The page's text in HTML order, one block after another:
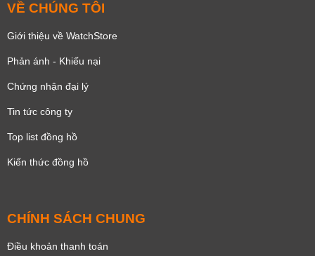
VỀ CHÚNG TÔI
Giới thiệu về WatchStore
Phản ánh - Khiếu nại
Chứng nhận đại lý
Tin tức công ty
Top list đồng hồ
Kiến thức đồng hồ
CHÍNH SÁCH CHUNG
Điều khoản thanh toán